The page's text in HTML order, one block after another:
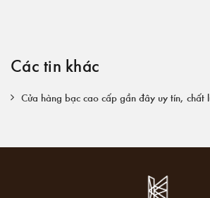
Các tin khác
Cửa hàng bạc cao cấp gần đây uy tín,